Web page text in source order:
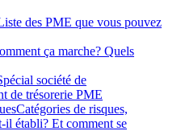
des PME que vous pouvez
ça marche? Quels
société de
de trésorerie PME
Catégories de risques,
il établi? Et comment se